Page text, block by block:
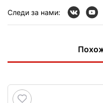
Следи за нами: